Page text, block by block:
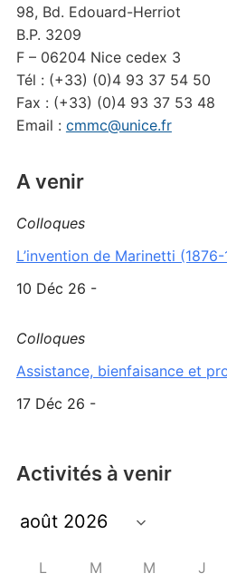
98, Bd. Edouard-Herriot
B.P. 3209
F – 06204 Nice cedex 3
Tél : (+33) (0)4 93 37 54 50
Fax : (+33) (0)4 93 37 53 48
Email : cmmc@unice.fr
A venir
Colloques
L’invention de Marinetti (1876-
10 Déc 26 -
Colloques
Assistance, bienfaisance et
17 Déc 26 -
Activités à venir
L M M J